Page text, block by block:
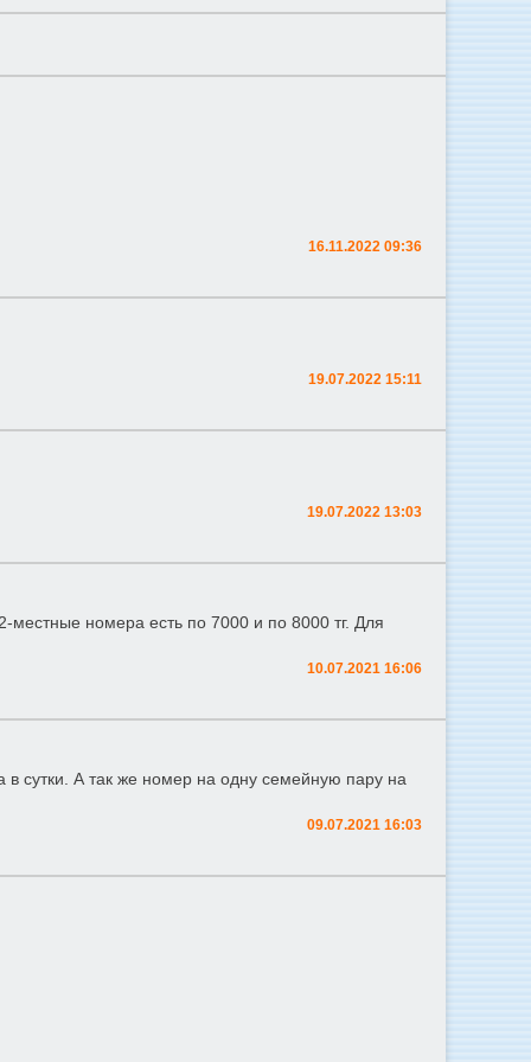
16.11.2022 09:36
19.07.2022 15:11
19.07.2022 13:03
местные номера есть по 7000 и по 8000 тг. Для
10.07.2021 16:06
сутки. А так же номер на одну семейную пару на
09.07.2021 16:03